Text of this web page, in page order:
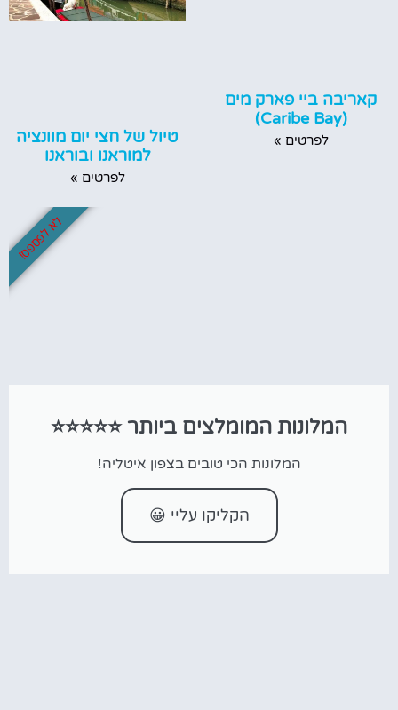
קאריבה ביי פארק מים
(Caribe Bay)
לפרטים »
טיול של חצי יום מוונציה
למוראנו ובוראנו
לפרטים »
המלונות המומלצים ביותר ⭐⭐⭐⭐⭐
המלונות הכי טובים בצפון איטליה!
הקליקו עליי 😀
לא לפספס!